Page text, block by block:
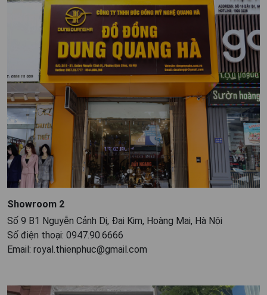
Showroom 2
Số 9 B1 Nguyễn Cảnh Dị, Đại Kim, Hoàng Mai, Hà Nội
Số điện thoại: 0947.90.6666
Email: royal.thienphuc@gmail.com